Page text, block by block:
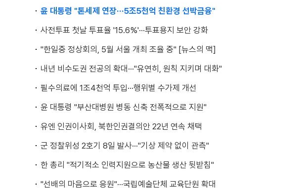
윤 대통령 "톤세제 연장···5조5천억 친환경 선박금융"
사전투표 첫날 투표율 '15.6%'···투표용지 보안 강화
"한일중 정상회의, 5월 서울 개최 조율 중" [뉴스의 맥]
내년 비수도권 전공의 확대···"유연히, 원칙 지키며 대화"
필수의료에 1조4천억 투입···행위별 수가제 개선
윤 대통령 "부산대병원 병동 신축 전폭적으로 지원"
유엔 인권이사회, 북한인권결의안 22년 연속 채택
군 정찰위성 2호기 8일 발사···"기상 제약 없이 관측"
한 총리 "적기적소 인력지원으로 농산물 생산 뒷받침"
"선배의 마음으로 응원"···국립예술단체 교육단원 확대